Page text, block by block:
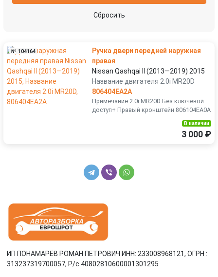
ручка наружная передняя левая
усилитель бампера переднего шумоизоляция капота
Сбросить
№ 104164
Ручка двери передней наружная
правая
Nissan Qashqai II (2013—2019) 2015
Название двигателя 2.0i MR20D
806404EA2A
Примечание:2.0i MR20D Без ключевой
доступ+ Правый кронштейн 806104EA0A
В наличии
3 000 ₽
ИП ПОНАМАРЁВ РОМАН ПЕТРОВИЧ ИНН: 233008968121, ОГРН :
313237319700057, Р/c 40802810600001301295